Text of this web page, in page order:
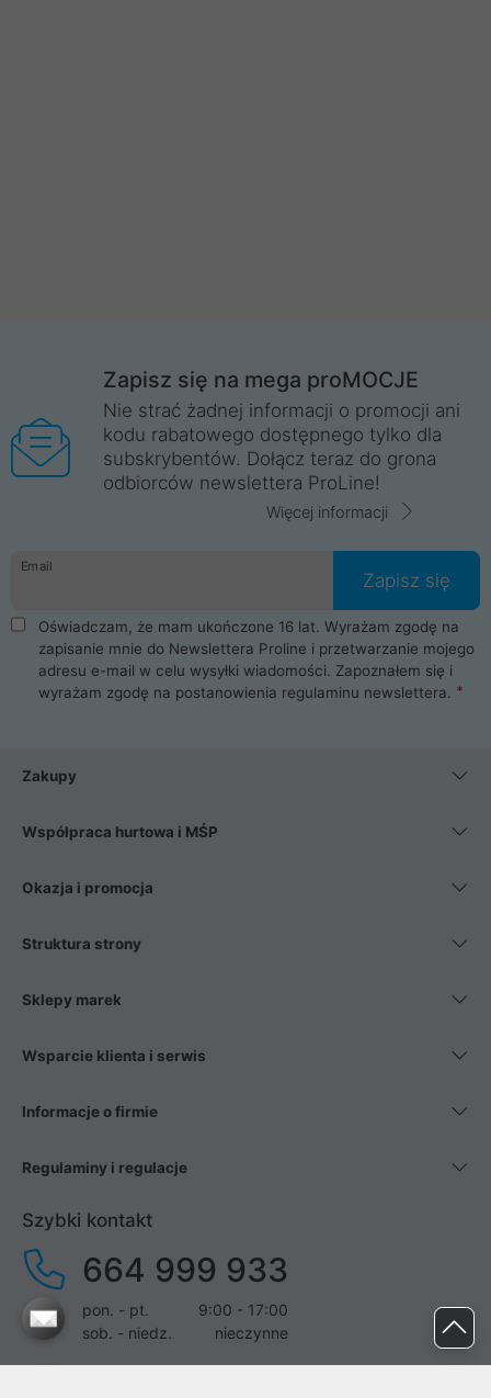
Zapisz się na mega proMOCJE
Nie strać żadnej informacji o promocji ani
kodu rabatowego dostępnego tylko dla
subskrybentów. Dołącz teraz do grona
odbiorców newslettera ProLine!
Więcej informacji
Email
Zapisz się
Oświadczam, że mam ukończone 16 lat. Wyrażam zgodę na
zapisanie mnie do Newslettera Proline i przetwarzanie mojego
adresu e-mail w celu wysyłki wiadomości. Zapoznałem się i
wyrażam zgodę na postanowienia regulaminu newslettera.
Zakupy
Współpraca hurtowa i MŚP
Okazja i promocja
Struktura strony
Sklepy marek
Wsparcie klienta i serwis
Informacje o firmie
Regulaminy i regulacje
Szybki kontakt
664 999 933
pon. - pt.
9:00 - 17:00
sob. - niedz.
nieczynne